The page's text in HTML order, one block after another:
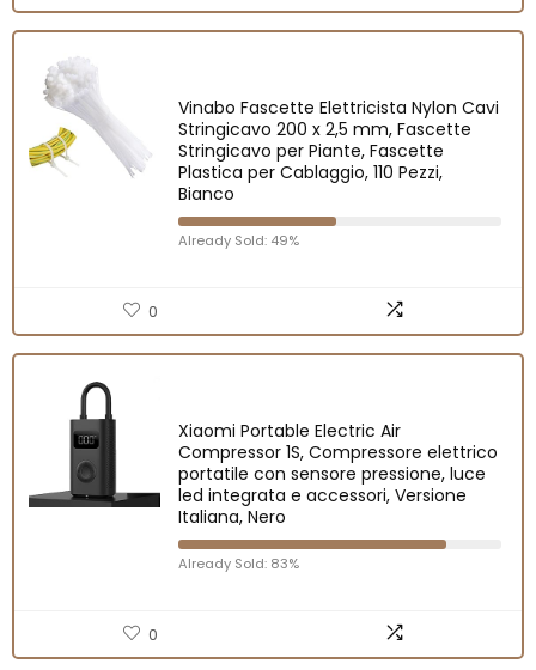
Vinabo Fascette Elettricista Nylon Cavi
Stringicavo 200 x 2,5 mm, Fascette
Stringicavo per Piante, Fascette
Plastica per Cablaggio, 110 Pezzi,
Bianco
Already Sold: 49%
0
Xiaomi Portable Electric Air
Compressor 1S, Compressore elettrico
portatile con sensore pressione, luce
led integrata e accessori, Versione
Italiana, Nero
Already Sold: 83%
0